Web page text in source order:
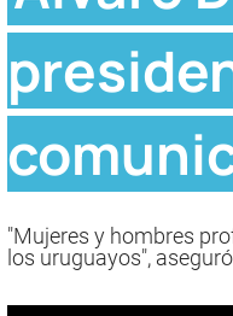
"Mujeres y hombres
los uruguayos",